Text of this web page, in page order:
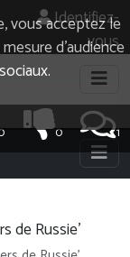
vous acceptez le
d’audience
Identifiez-
vous
1
0